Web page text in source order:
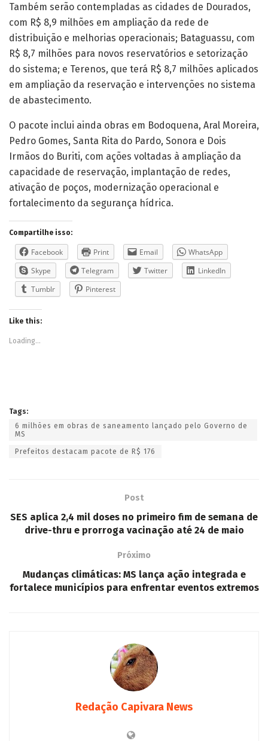
Também serão contempladas as cidades de Dourados,
com R$ 8,9 milhões em ampliação da rede de
distribuição e melhorias operacionais; Bataguassu, com
R$ 8,7 milhões para novos reservatórios e setorização
do sistema; e Terenos, que terá R$ 8,7 milhões aplicados
em ampliação da reservação e intervenções no sistema
de abastecimento.
O pacote inclui ainda obras em Bodoquena, Aral Moreira,
Pedro Gomes, Santa Rita do Pardo, Sonora e Dois
Irmãos do Buriti, com ações voltadas à ampliação da
capacidade de reservação, implantação de redes,
ativação de poços, modernização operacional e
fortalecimento da segurança hídrica.
Compartilhe isso:
Facebook Print Email
WhatsApp
Skype
Telegram Twitter
LinkedIn
Tumblr
Pinterest
Like this:
Loading...
Tags:
6 milhões em obras de saneamento lançado pelo Governo de
MS
Prefeitos destacam pacote de R$ 176
Post
SES aplica 2,4 mil doses no primeiro fim de semana de
drive-thru e prorroga vacinação até 24 de maio
Próximo
Mudanças climáticas: MS lança ação integrada e
fortalece municípios para enfrentar eventos extremos
Redação Capivara News